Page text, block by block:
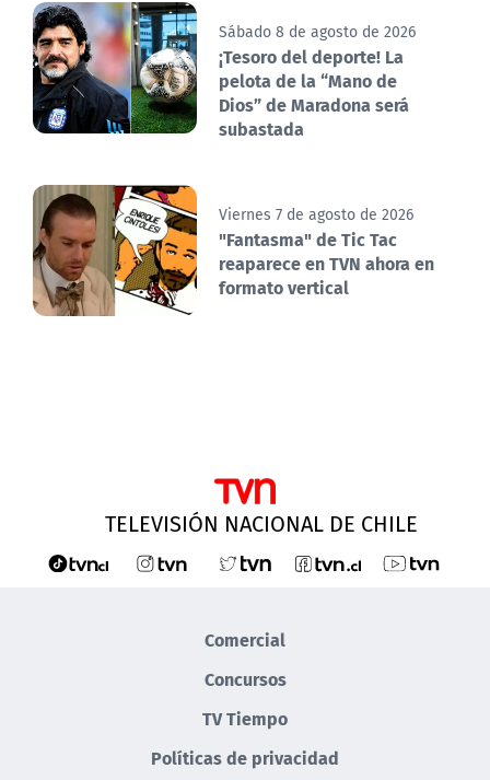
Sábado 8 de agosto de 2026
¡Tesoro del deporte! La
pelota de la “Mano de
Dios” de Maradona será
subastada
Viernes 7 de agosto de 2026
"Fantasma" de Tic Tac
reaparece en TVN ahora en
formato vertical
TELEVISIÓN NACIONAL DE CHILE
Comercial
Concursos
TV Tiempo
Políticas de privacidad